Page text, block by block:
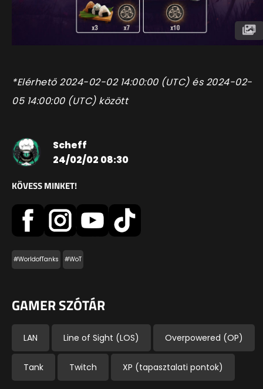
*Elérhető 2024-02-02 14:00:00(UTC) és 2024-02-
05 14:00:00(UTC) között
Scheff
24/02/02 08:30
KÖVESS MINKET!
#WorldofTanks #WoT
GAMER SZÓTÁR
LAN Line of Sight (LOS) Overpowered (OP)
Tank Twitch XP (tapasztalati pontok)